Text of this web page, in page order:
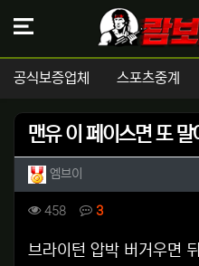
공식보증업체 스포츠중계
맨유 이 페이스면 또 말
작성자 정보
엠브이
컨텐츠 정보
458조회 3댓글
본문
브라이턴 압박 버거우면